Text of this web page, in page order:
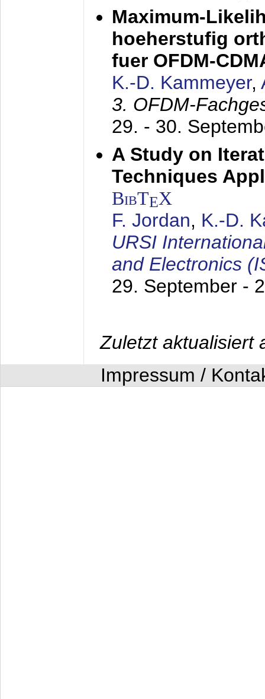
Maximum-
hoeherstufig
fuer OFDM-
K.-D. Kammeyer,
3. OFDM-
29. - 30.
A Study on
Techniques
BibTEX
F. Jordan, K.-D.
URSI
and Electronics
29. September -
Zuletzt aktualisiert
Impressum /